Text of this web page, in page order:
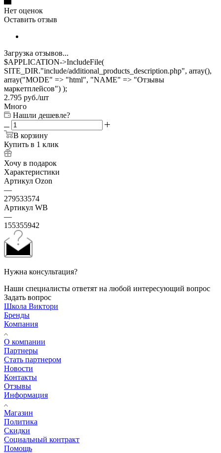
Нет оценок
Оставить отзыв
Загрузка отзывов...
$APPLICATION->IncludeFile(
SITE_DIR."include/additional_products_description.php", array(),
array("MODE" => "html", "NAME" => "Отзывы
маркетплейсов") );
2.795 руб./шт
Много
Нашли дешевле?
В корзину
Купить в 1 клик
Хочу в подарок
Характеристики
Артикул Ozon
—
279533574
Артикул WB
—
155355942
Нужна консультация?
Наши специалисты ответят на любой интересующий вопрос
Задать вопрос
Школа Виктори
Бренды
Компания
О компании
Партнеры
Стать партнером
Новости
Контакты
Отзывы
Информация
Магазин
Политика
Скидки
Социальный контракт
Помощь